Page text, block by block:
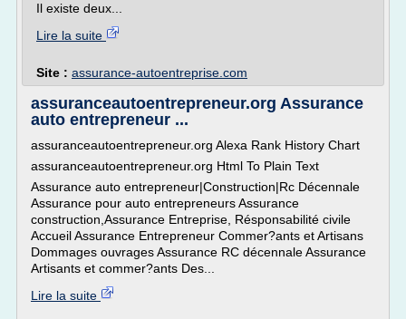
Il existe deux...
Lire la suite
Site : assurance-autoentreprise.com
assuranceautoentrepreneur.org Assurance
auto entrepreneur ...
assuranceautoentrepreneur.org Alexa Rank History Chart
assuranceautoentrepreneur.org Html To Plain Text
Assurance auto entrepreneur|Construction|Rc Décennale
Assurance pour auto entrepreneurs Assurance
construction,Assurance Entreprise, Résponsabilité civile
Accueil Assurance Entrepreneur Commer?ants et Artisans
Dommages ouvrages Assurance RC décennale Assurance
Artisants et commer?ants Des...
Lire la suite